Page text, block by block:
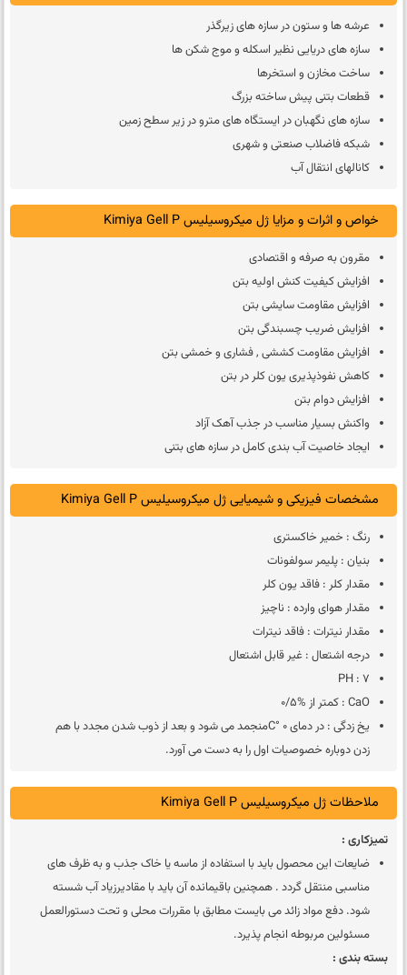
عرشه ها و ستون در سازه های زیرگذر
سازه های دریایی نظیر اسکله و موج شکن ها
ساخت مخازن و استخرها
قطعات بتنی پیش ساخته بزرگ
سازه های نگهبان در ایستگاه های مترو در زیر سطح زمین
شبکه فاضلاب صنعتی و شهری
کانالهای انتقال آب
خواص و اثرات و مزایا ژل میکروسیلیس Kimiya Gell P
مقرون به صرفه و اقتصادی
افزایش کیفیت کنش اولیه بتن
افزایش مقاومت سایشی بتن
افزایش ضریب چسبندگی بتن
افزایش مقاومت کششی , فشاری و خمشی بتن
کاهش نفوذپذیری یون کلر در بتن
افزایش دوام بتن
واکنش بسیار مناسب در جذب آهک آزاد
ایجاد خاصیت آب بندی کامل در سازه های بتنی
مشخصات فیزیکی و شیمیایی ژل میکروسیلیس Kimiya Gell P
رنگ : خمیر خاکستری
بنیان : پلیمر سولفونات
مقدار کلر : فاقد یون کلر
مقدار هوای وارده : ناچیز
مقدار نیترات : فاقد نیترات
درجه اشتعال : غیر قابل اشتعال
7 : PH
CaO : کمتر از %0/5
یخ زدگی : در دمای 0 °Cمنجمد می شود و بعد از ذوب شدن مجدد با هم
زدن دوباره خصوصیات اول را به دست می آورد.
ملاحظات ژل میکروسیلیس Kimiya Gell P
تمیزکاری :
ضایعات این محصول باید با استفاده از ماسه یا خاک جذب و به ظرف های
مناسبی منتقل گردد . همچنین باقیمانده آن باید با مقادیرزیاد آب شسته
شود. دفع مواد زائد می بایست مطابق با مقررات محلی و تحت دستورالعمل
مسئولین مربوطه انجام پذیرد.
بسته بندی :